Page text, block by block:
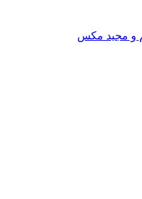
و مجید مکس